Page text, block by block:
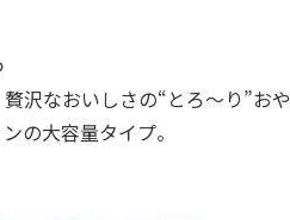
沢なおいしさの“とろ～り”おや
の大容量タイプ。